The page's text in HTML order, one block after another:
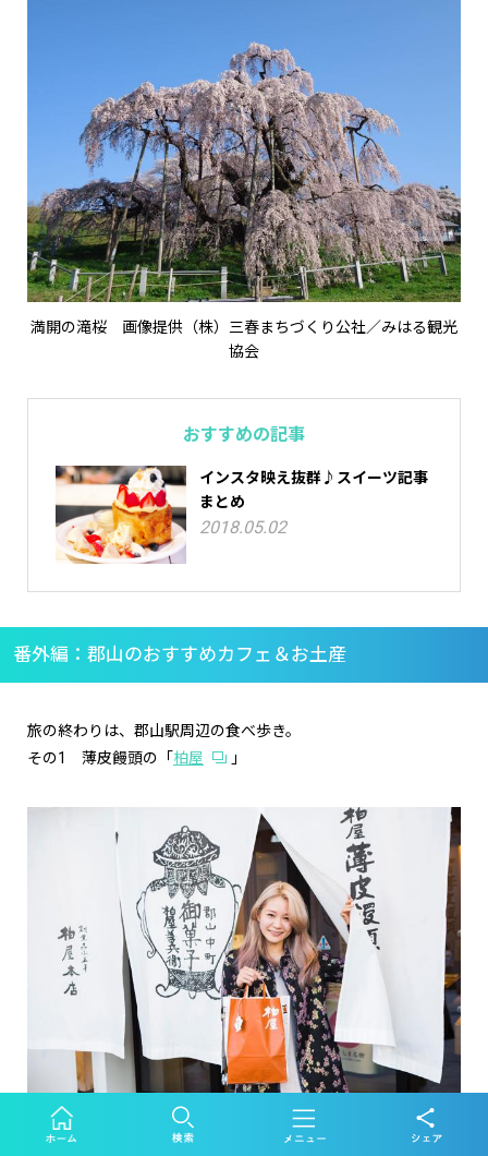
満開の滝桜 画像提供（株）三春まちづくり公社／みはる観光
協会
おすすめの記事
インスタ映え抜群♪スイーツ記事
まとめ
2018.05.02
番外編：郡山のおすすめカフェ＆お土産
旅の終わりは、郡山駅周辺の食べ歩き。
その1 薄皮饅頭の「 柏屋 」
お店がレトロでかわいい！